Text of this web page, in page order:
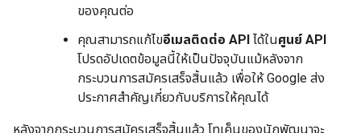
ของคุณต่อ
คุณสามารถแก้ไขอีเมลติดต่อ API ได้ในศูนย์ API
โปรดอัปเดตข้อมูลนี้ให้เป็นปัจจุบันแม้หลังจาก
กระบวนการสมัครเสร็จสิ้นแล้ว เพื่อให้ Google ส่ง
ประกาศสำคัญเกี่ยวกับบริการให้คุณได้
หลังจากกระบวนการสมัครเสร็จสิ้นแล้ว โทเค็นของนักพัฒนาจะ